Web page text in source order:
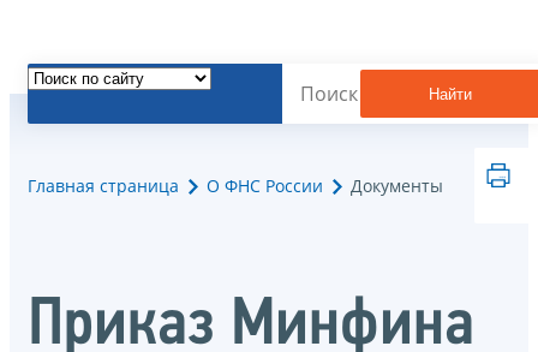
Найти
Главная страница О ФНС России Документы
Приказ Минфина